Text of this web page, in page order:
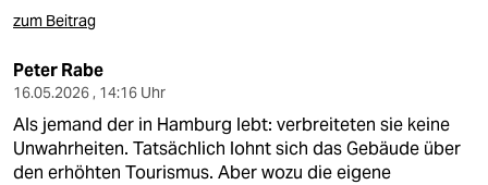
zum Beitrag
Peter Rabe
16.05.2026 , 14:16 Uhr
Als jemand der in Hamburg lebt: verbreiteten sie keine
Unwahrheiten. Tatsächlich lohnt sich das Gebäude über
den erhöhten Tourismus. Aber wozu die eigene